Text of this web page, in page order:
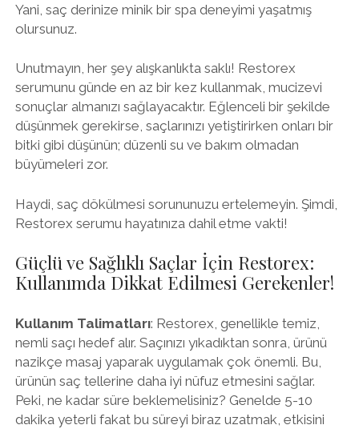
Yani, saç derinize minik bir spa deneyimi yaşatmış
olursunuz.
Unutmayın, her şey alışkanlıkta saklı! Restorex
serumunu günde en az bir kez kullanmak, mucizevi
sonuçlar almanızı sağlayacaktır. Eğlenceli bir şekilde
düşünmek gerekirse, saçlarınızı yetiştirirken onları bir
bitki gibi düşünün; düzenli su ve bakım olmadan
büyümeleri zor.
Haydi, saç dökülmesi sorununuzu ertelemeyin. Şimdi,
Restorex serumu hayatınıza dahil etme vakti!
Güçlü ve Sağlıklı Saçlar İçin Restorex:
Kullanımda Dikkat Edilmesi Gerekenler!
Kullanım Talimatları: Restorex, genellikle temiz,
nemli saçı hedef alır. Saçınızı yıkadıktan sonra, ürünü
nazikçe masaj yaparak uygulamak çok önemli. Bu,
ürünün saç tellerine daha iyi nüfuz etmesini sağlar.
Peki, ne kadar süre beklemelisiniz? Genelde 5-10
dakika yeterli fakat bu süreyi biraz uzatmak, etkisini